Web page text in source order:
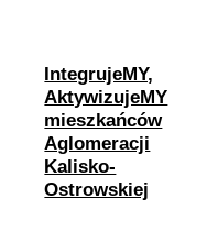
IntegrujeMY,
AktywizujeMY
mieszkańców
Aglomeracji
Kalisko-
Ostrowskiej